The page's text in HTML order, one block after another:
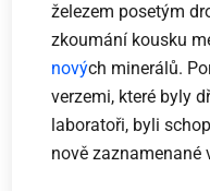
železem posetým
zkoumání kousku
nových minerálů.
verzemi, které byly
laboratoři, byli
nově zaznamenané